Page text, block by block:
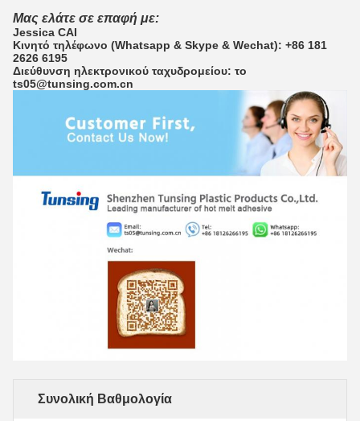
Μας ελάτε σε επαφή με:
Jessica CAI
Κινητό τηλέφωνο (Whatsapp & Skype & Wechat): +86 181
2626 6195
Διεύθυνση ηλεκτρονικού ταχυδρομείου: το
ts05@tunsing.com.cn
Συνολική Βαθμολογία